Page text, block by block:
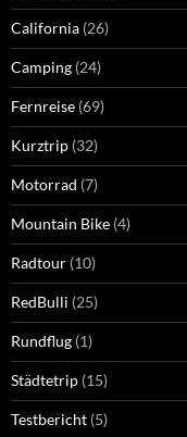
California (26)
Camping (24)
Fernreise (69)
Kurztrip (32)
Motorrad (7)
Mountain Bike (4)
Radtour (10)
RedBulli (25)
Rundflug (1)
Städtetrip (15)
Testbericht (5)